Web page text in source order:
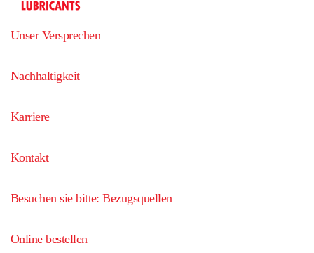
Unser Versprechen
Nachhaltigkeit
Karriere
Kontakt
Besuchen sie bitte: Bezugsquellen
Online bestellen